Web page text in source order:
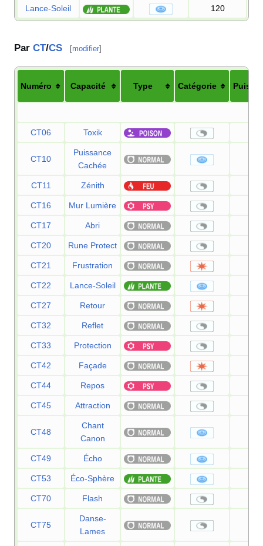
Lance-Soleil 120
Par CT/CS [modifier]
Numéro Capacité Type Catégorie
CT06 Toxik
CT10
Puissance
Cachée
CT11 Zénith
CT16 Mur Lumière
CT17 Abri
CT20 Rune Protect
CT21 Frustration
CT22 Lance-Soleil
CT27 Retour
CT32 Reflet
CT33 Protection
CT42 Façade
CT44 Repos
CT45 Attraction
CT48
Chant
Canon
CT49 Écho
CT53 Éco-Sphère
CT70 Flash
CT75
Danse-
Lames